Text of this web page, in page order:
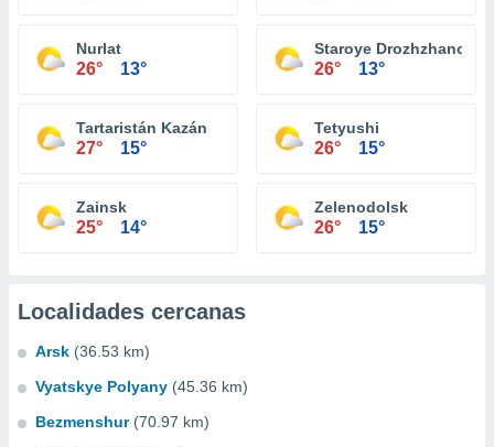
Nurlat
26° 13°
Staroye Drozhzhanoye
26° 13°
Tartaristán Kazán
27° 15°
Tetyushi
26° 15°
Zainsk
25° 14°
Zelenodolsk
26° 15°
Localidades cercanas
Arsk (36.53 km)
Vyatskye Polyany (45.36 km)
Bezmenshur (70.97 km)